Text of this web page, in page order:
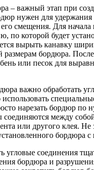
– важный этап при
нужен для удержания
смещения. Для начала
по которой будет
вырыть канавку
размерам бордюра.
или песок для
важно обработать
нарезать бордюр по
соединяются между
или другого клея. Не
бордюра
угловые соединения
бордюра и